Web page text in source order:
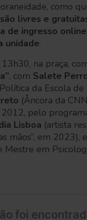
como
livres e
de ingresso
unidade.
na praça,
, com Salete
da Escola de
(Âncora da
pelo
Lisboa (artista
mãos”, em 2023),
Mestre em